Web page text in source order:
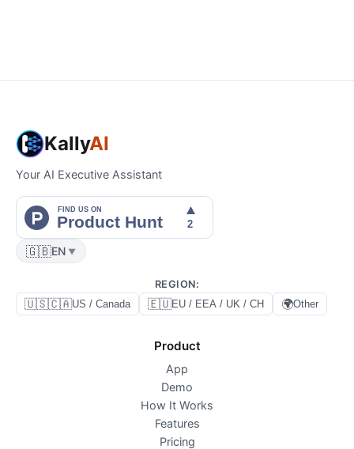
KallyAI
Your AI Executive Assistant
🇬🇧EN ▼
REGION:
🇺🇸🇨🇦US / Canada 🇪🇺EU / EEA / UK / CH 🌍Other
Product
App
Demo
How It Works
Features
Pricing